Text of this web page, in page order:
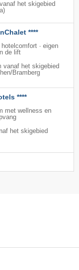
het skigebied
****
· eigen
de lift
vanaf het skigebied
​Bramberg
****
met wellness en
het skigebied